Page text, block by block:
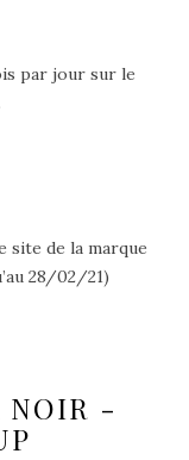
par jour sur le
site de la marque
28/02/21)
NOIR -